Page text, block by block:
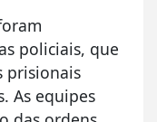
policiais, que
prisionais
As equipes